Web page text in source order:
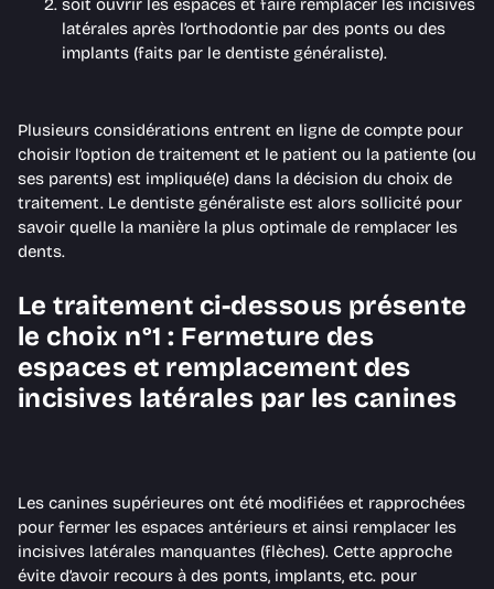
soit ouvrir les espaces et faire remplacer les incisives
latérales après l’orthodontie par des ponts ou des
implants (faits par le dentiste généraliste).
Plusieurs considérations entrent en ligne de compte pour
choisir l’option de traitement et le patient ou la patiente (ou
ses parents) est impliqué(e) dans la décision du choix de
traitement. Le dentiste généraliste est alors sollicité pour
savoir quelle la manière la plus optimale de remplacer les
dents.
Le traitement ci-dessous présente
le choix n°1 : Fermeture des
espaces et remplacement des
incisives latérales par les canines
Les canines supérieures ont été modifiées et rapprochées
pour fermer les espaces antérieurs et ainsi remplacer les
incisives latérales manquantes (flèches). Cette approche
évite d’avoir recours à des ponts, implants, etc. pour